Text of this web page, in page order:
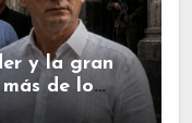
y la gran
de lo